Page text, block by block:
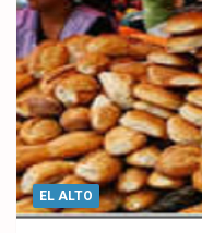
EL ALTO